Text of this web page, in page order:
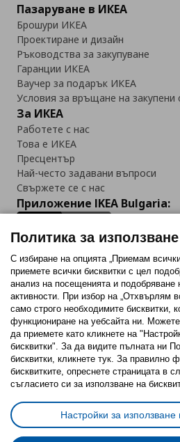
Пазаруване в ИКЕА
Брошури ИКЕА
Проектиране и дизайн
Ръководства за закупуване
Гаранции ИКЕА
Ваучер за подарък ИКЕА
Условия за връщане на закупени
За ИКЕА
Работете с нас
Това е ИКЕА
Пресцентър
Най-често задавани въпроси
Свържете се с нас
Приложение IKEA Bulgaria:
Последвайте ни:
FacebookTwitterYoutubePinterest
Политика за използване на
Избор на настройки за
Условия за ползване на ikea.bgОбща
Политика за защита на
Политика за
С избиране на опцията „Приемам
приемете всички бисквитки с цел
анализ на посещенията и подобряване
активности. При избор на „Отхвърлям
само строго необходимитe бисквитки,
функциониране на уебсайта ни. Можете
да приемете като кликнете на
бисквитки". За да видите пълната ни
бисквитки, кликнете тук. За правилно
бисквитките, опреснете страницата в
съгласието си за използване на
Настройки за използване